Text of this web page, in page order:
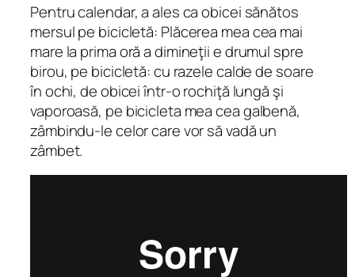
Pentru calendar, a ales ca obicei sănătos
mersul pe bicicletă: Plăcerea mea cea mai
mare la prima oră a dimineţii e drumul spre
birou, pe bicicletă: cu razele calde de soare
în ochi, de obicei într-o rochiţă lungă şi
vaporoasă, pe bicicleta mea cea galbenă,
zâmbindu-le celor care vor să vadă un
zâmbet.